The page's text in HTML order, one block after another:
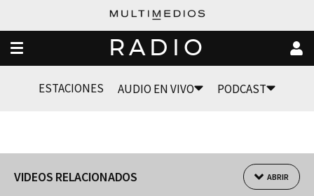
RADIO
ESTACIONES AUDIO EN VIVO PODCAST
VIDEOS RELACIONADOS ABRIR